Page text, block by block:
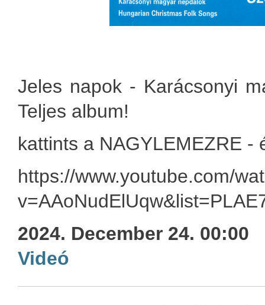
Jeles napok - Karácsonyi
Teljes album!
kattints a NAGYLEMEZRE -
https://www.youtube.com/
2024. December 24. 00:00
Videó